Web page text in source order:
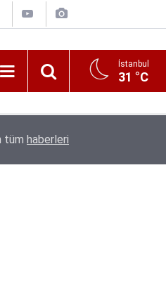
İstanbul
31 °C
Genel Müdürlüğü 26 İşçi Alımı
tüm haberleri